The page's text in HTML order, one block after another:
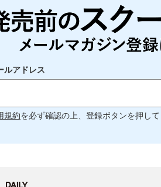
ルアドレス
規約を必ず確認の上、登録ボタンを押して